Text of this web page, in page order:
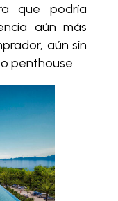
que podría
aún más
aún sin
penthouse.